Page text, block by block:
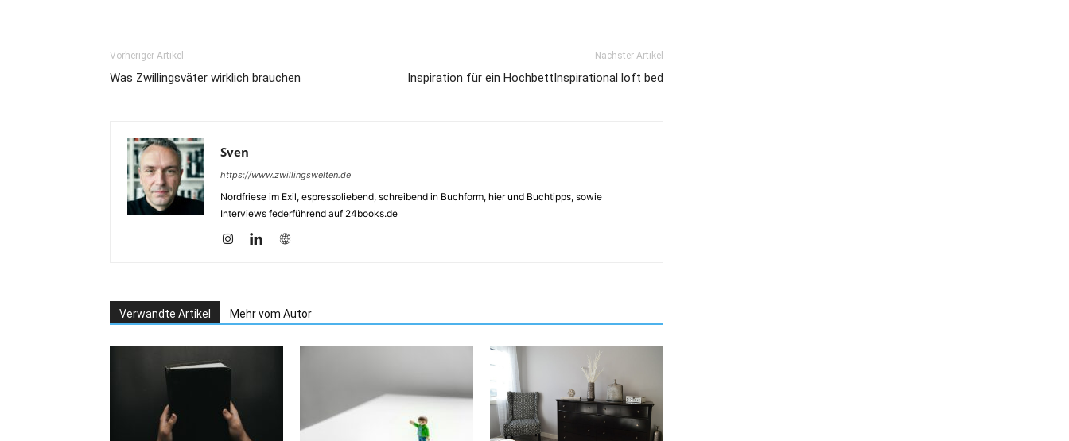
Vorheriger Artikel
Was Zwillingsväter wirklich brauchen
Nächster Artikel
Inspiration für ein HochbettInspirational loft bed
Sven
https://www.zwillingswelten.de
Nordfriese im Exil, espressoliebend, schreibend in Buchform, hier und Buchtipps, sowie
Interviews federführend auf 24books.de
Verwandte Artikel Mehr vom Autor